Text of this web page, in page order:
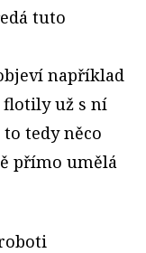
tuto
například
flotily už s ní
tedy něco
přímo umělá